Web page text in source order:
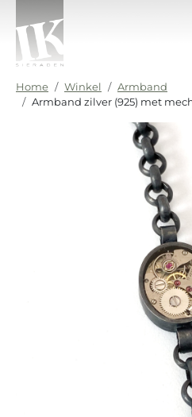
IK sieraden
Home Winkel
Armband
Armband zilver (925) met